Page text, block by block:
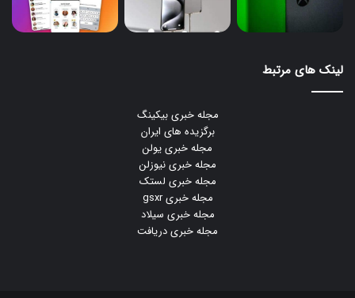
لینک های مرتبط
مجله خبری بیکینگ
برگزیده های ایران
مجله خبری یولن
مجله خبری نیوزلن
مجله خبری لستک
مجله خبری gsxr
مجله خبری سیلاد
مجله خبری دریافت